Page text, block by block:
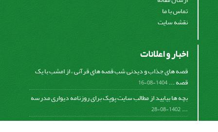
تماس با ما
نقشه سایت
اخبار و اعلانات
قصه های جذاب و دیدنی شب قصه های قرآنی ، از امشب با یک
قصه ...1404-08-16
بچه ها بیایید از مطالب سایت پوپک برای روزنامه دیواری مدرسه
...
1402-08-28